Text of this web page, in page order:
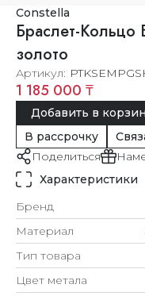
Constella
Браслет-Кольцо
золото
Артикул
1 185 000 ₸
Добавить в
В рассрочку
Поделиться
Характеристики
Бренд
Материал
Тип товара
Цвет метала